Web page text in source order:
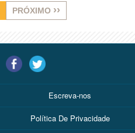
PRÓXIMO ››
Escreva-nos
Política De Privacidade